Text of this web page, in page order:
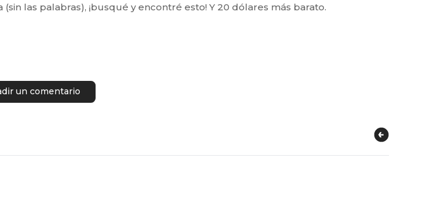
las palabras), ¡busqué y encontré esto! Y 20 dólares más barato.
un comentario